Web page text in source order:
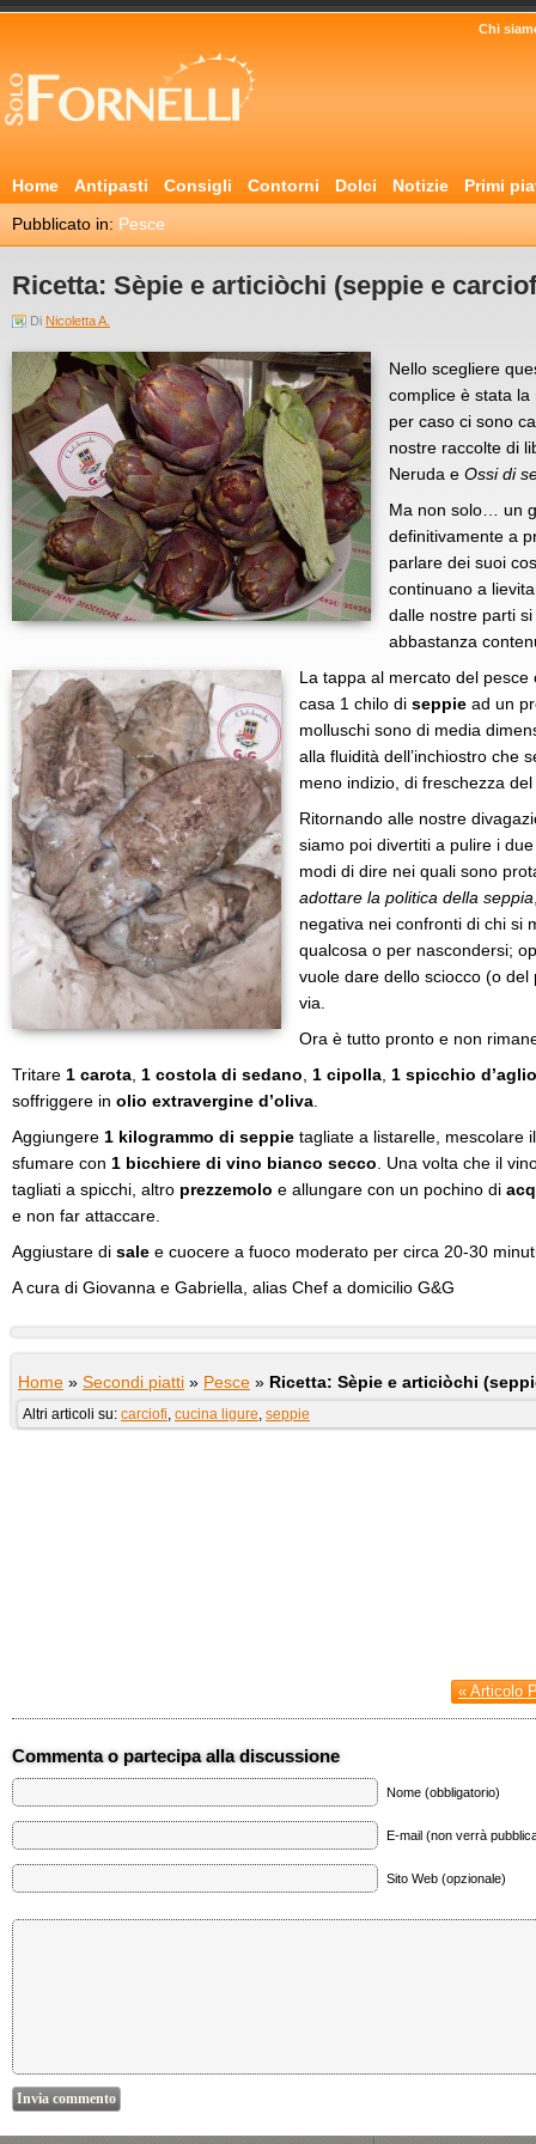
Chi
Home Antipasti Consigli Contorni Dolci Notizie
Primi
Pubblicato in: Pesce
Ricetta: Sèpie e articiòchi (seppie e
Di Nicoletta A.
Nello scegliere
complice è stata
per caso ci sono
nostre raccolte di
Neruda e Ossi di
Ma non solo… un
definitivamente a
parlare dei suoi
continuano a
dalle nostre parti
abbastanza
La tappa al mercato del
casa 1 chilo di seppie ad un
molluschi sono di media
alla fluidità dell’inchiostro che
meno indizio, di freschezza
Ritornando alle nostre
siamo poi divertiti a pulire i
modi di dire nei quali sono
adottare la politica della seppia
negativa nei confronti di chi si
qualcosa o per nascondersi;
vuole dare dello sciocco (o
via.
Ora è tutto pronto e non
Tritare 1 carota 1 costola di sedano 1 cipolla 1 spicchio d’aglio
soffriggere in olio extravergine d’oliva
Aggiungere 1 kilogrammo di seppie tagliate a listarelle, mescolare
sfumare con 1 bicchiere di vino bianco secco . Una volta che il
tagliati a spicchi, altro prezzemolo e allungare con un pochino di
e non far attaccare.
Aggiustare di sale e cuocere a fuoco moderato per circa 20-30
A cura di Giovanna e Gabriella, alias Chef a domicilio G&G
Home » Secondi piatti » Pesce » Ricetta: Sèpie e articiòchi
Altri articoli su: carciofi, cucina ligure, seppie
« Articolo
Commenta o partecipa alla discussione
Nome (obbligatorio)
E-mail (non verrà
Sito Web (opzionale)